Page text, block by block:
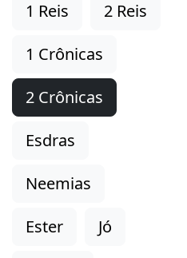
1 Reis
2 Reis
1 Crônicas
2 Crônicas
Esdras
Neemias
Ester
Jó